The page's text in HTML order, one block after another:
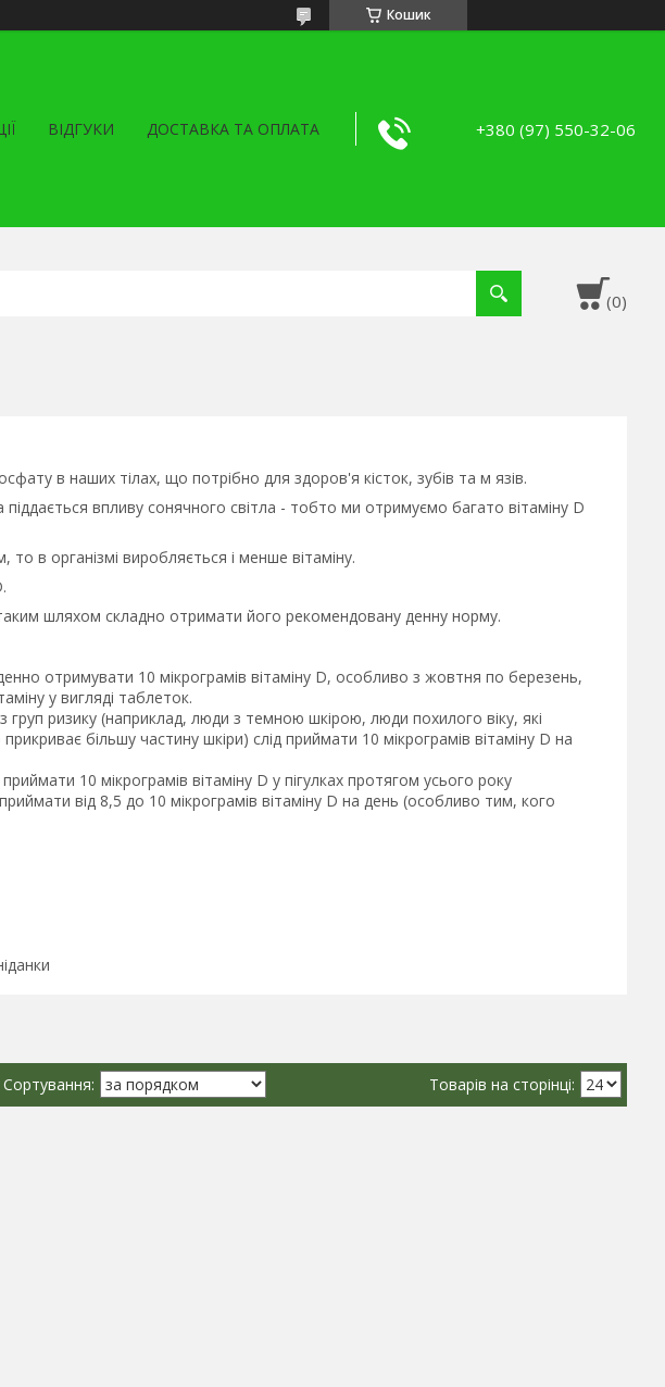
Кошик
ВІДГУКИ ДОСТАВКА ТА ОПЛАТА +380 (97) 550-32-06
в наших тілах, що потрібно для здоров'я кісток, зубів та м язів.
піддається впливу сонячного світла - тобто ми отримуємо багато вітаміну D
в організмі виробляється і менше вітаміну.
шляхом складно отримати його рекомендовану денну норму.
отримувати 10 мікрограмів вітаміну D, особливо з жовтня по березень,
у вигляді таблеток.
ризику (наприклад, люди з темною шкірою, люди похилого віку, які
більшу частину шкіри) слід приймати 10 мікрограмів вітаміну D на
10 мікрограмів вітаміну D у пігулках протягом усього року
від 8,5 до 10 мікрограмів вітаміну D на день (особливо тим, кого